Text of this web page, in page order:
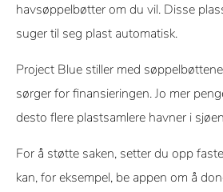
havsøppelbøtter om du vil. Disse
suger til seg plast automatisk.
Project Blue stiller med
sørger for finansieringen. Jo mer
desto flere plastsamlere havner i
For å støtte saken, setter du opp
kan, for eksempel, be appen om å